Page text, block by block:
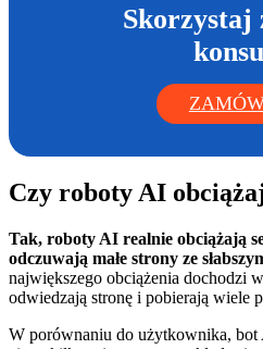
Skorzystaj
Czy roboty AI
Tak, roboty AI realnie obciążają
odczuwają małe strony ze
największego obciążenia dochodzi
odwiedzają stronę i pobierają wiele
W porównaniu do użytkownika,